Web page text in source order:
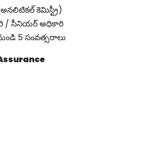
కెమిస్ట్రీ)
/ సీనియర్ అధికారి
5 సంవత్సరాలు